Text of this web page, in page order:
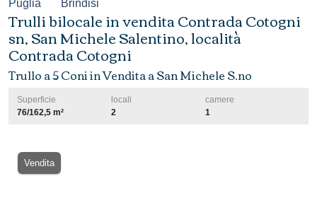
Puglia Brindisi
Trulli bilocale in vendita Contrada Cotogni
sn, San Michele Salentino, località
Contrada Cotogni
Trullo a 5 Coni in Vendita a San Michele S.no
Superficie
76/162,5 m²
locali
2
camere
1
Vendita